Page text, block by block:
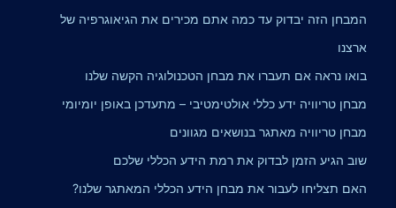
המבחן הזה יבדוק עד כמה אתם מכירים את הגיאוגרפיה של
ארצנו
בואו נראה אם תעברו את מבחן הטכנולוגיה הקשה שלנו
מבחן טריוויה ידע כללי אולטימטיבי – מתעדכן באופן יומיומי
מבחן טריוויה מאתגר בנושאים מגוונים
שוב הגיע הזמן לבדוק את רמת הידע הכללי שלכם
האם תצליחו לעבור את מבחן הידע הכללי המאתגר שלנו?